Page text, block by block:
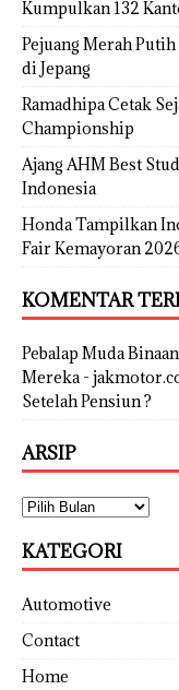
Kumpulkan 132
Pejuang Merah
di Jepang
Ramadhipa Cetak
Championship
Ajang AHM Best
Indonesia
Honda Tampilkan
Fair Kemayoran
KOMENTAR
Pebalap Muda
Mereka -
Setelah Pensiun ?
ARSIP
KATEGORI
Automotive
Contact
Home